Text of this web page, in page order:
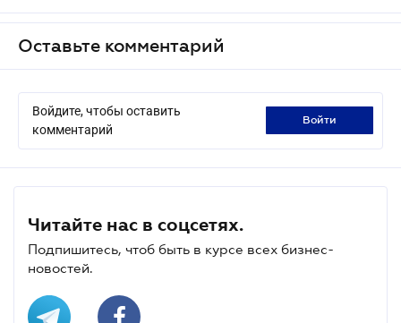
Оставьте комментарий
Войдите, чтобы оставить
комментарий
войти
Читайте нас в соцсетях.
Подпишитесь, чтоб быть в курсе всех бизнес-
новостей.